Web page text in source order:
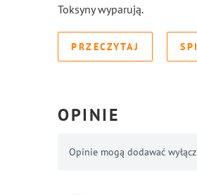
Toksyny wyparują.
PRZECZYTAJ
OPINIE
Opinie mogą dodawać